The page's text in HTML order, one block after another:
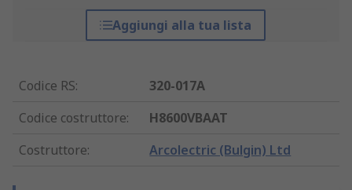
Aggiungi alla tua lista
Codice RS:
320-017A
Codice costruttore:
H8600VBAAT
Costruttore: Arcolectric (Bulgin) Ltd